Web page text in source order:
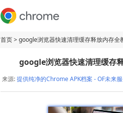
首页> google浏览器快速清理缓存释放内存全
google浏览器快速清理缓存
来源:提供纯净的Chrome APK档案 - OF未来